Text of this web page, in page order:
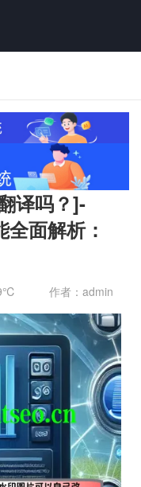
译吗？]-
面解析：
作者：admin